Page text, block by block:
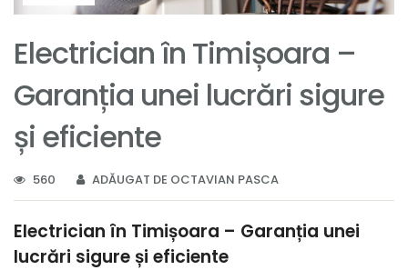
Electrician în Timișoara –
Garanția unei lucrări sigure
și eficiente
560 ADĂUGAT DE OCTAVIAN PASCA
Electrician în Timișoara – Garanția unei
lucrări sigure și eficiente